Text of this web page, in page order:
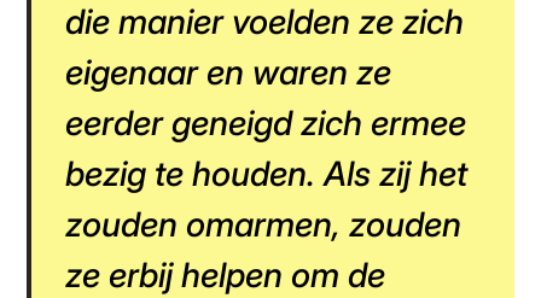
die manier voelden ze zich
eigenaar en waren ze
eerder geneigd zich ermee
bezig te houden. Als zij het
zouden omarmen, zouden
ze erbij helpen om de